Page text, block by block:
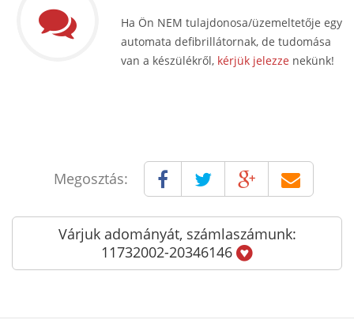
Ha Ön NEM tulajdonosa/üzemeltetője egy
automata defibrillátornak, de tudomása
van a készülékről, kérjük jelezze nekünk!
Megosztás:
Várjuk adományát, számlaszámunk:
11732002-20346146